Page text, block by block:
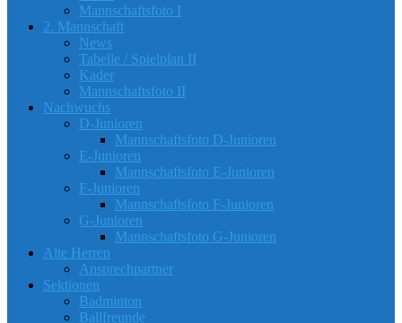
Mannschaftsfoto I
2. Mannschaft
News
Tabelle / Spielplan II
Kader
Mannschaftsfoto II
Nachwuchs
D-Junioren
Mannschaftsfoto D-Junioren
E-Junioren
Mannschaftsfoto E-Junioren
F-Junioren
Mannschaftsfoto F-Junioren
G-Junioren
Mannschaftsfoto G-Junioren
Alte Herren
Ansprechpartner
Sektionen
Badminton
Ballfreunde